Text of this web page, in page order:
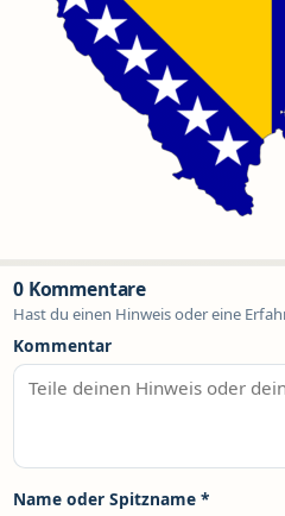
0 Kommentare
Hast du einen Hinweis oder eine
Kommentar
Name oder Spitzname *